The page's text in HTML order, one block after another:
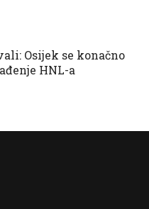
Osijek se konačno
HNL-a